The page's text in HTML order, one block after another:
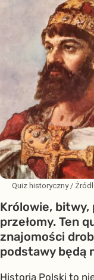
Quiz historyczny /
Królowie,
przełomy. Ten
znajomości
podstawy będą
Historia Polski to